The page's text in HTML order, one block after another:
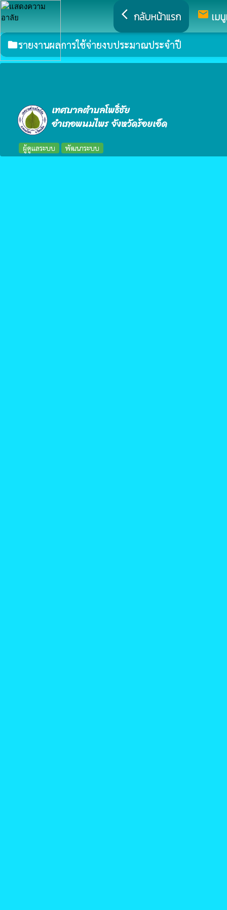
arrow_back_ios กลับหน้าแรก mail เม
folderรายงานผลการใช้จ่ายงบประมาณประจำปี
เทศบาลตำบลโพธิ์ชัย
อำเภอพนมไพร จังหวัดร้อยเอ็ด
ผู้ดูแลระบบ พัฒนาระบบ